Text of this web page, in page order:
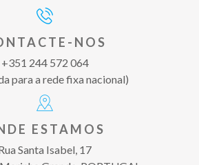
NOS
+351 244 572 064
para a rede fixa nacional)
ESTAMOS
Santa Isabel, 17